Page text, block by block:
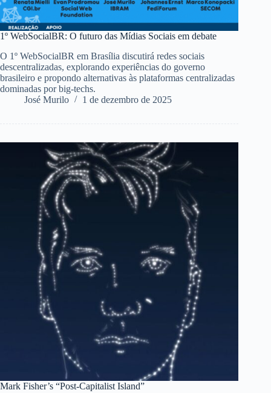
1º WebSocialBR: O futuro das Mídias Sociais em debate
O 1º WebSocialBR em Brasília discutirá redes sociais
descentralizadas, explorando experiências do governo
brasileiro e propondo alternativas às plataformas centralizadas
dominadas por big-techs.
José Murilo
1 de dezembro de 2025
Mark Fisher’s “Post-Capitalist Island”